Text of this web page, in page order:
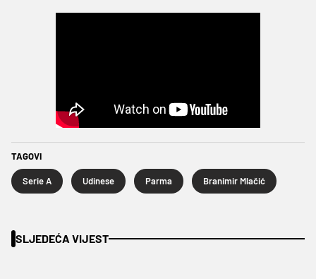
TAGOVI
Serie A Udinese Parma Branimir Mlačić
SLJEDEĆA VIJEST